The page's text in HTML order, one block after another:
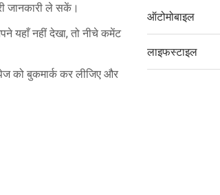
जानकारी ले सकें।
यहाँ नहीं देखा, तो नीचे कमेंट
को बुकमार्क कर लीजिए और
ऑटोमोबाइल
लाइफस्टाइल